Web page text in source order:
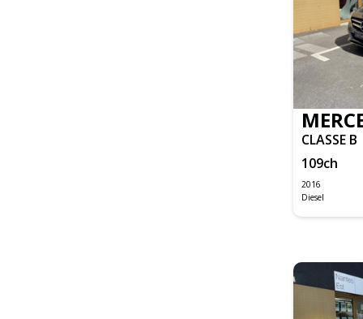
CLASSE B
109ch
2016
Diesel